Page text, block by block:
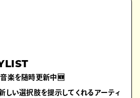
楽を随時更新中🆕
しい選択肢を提示してくれるアーティ